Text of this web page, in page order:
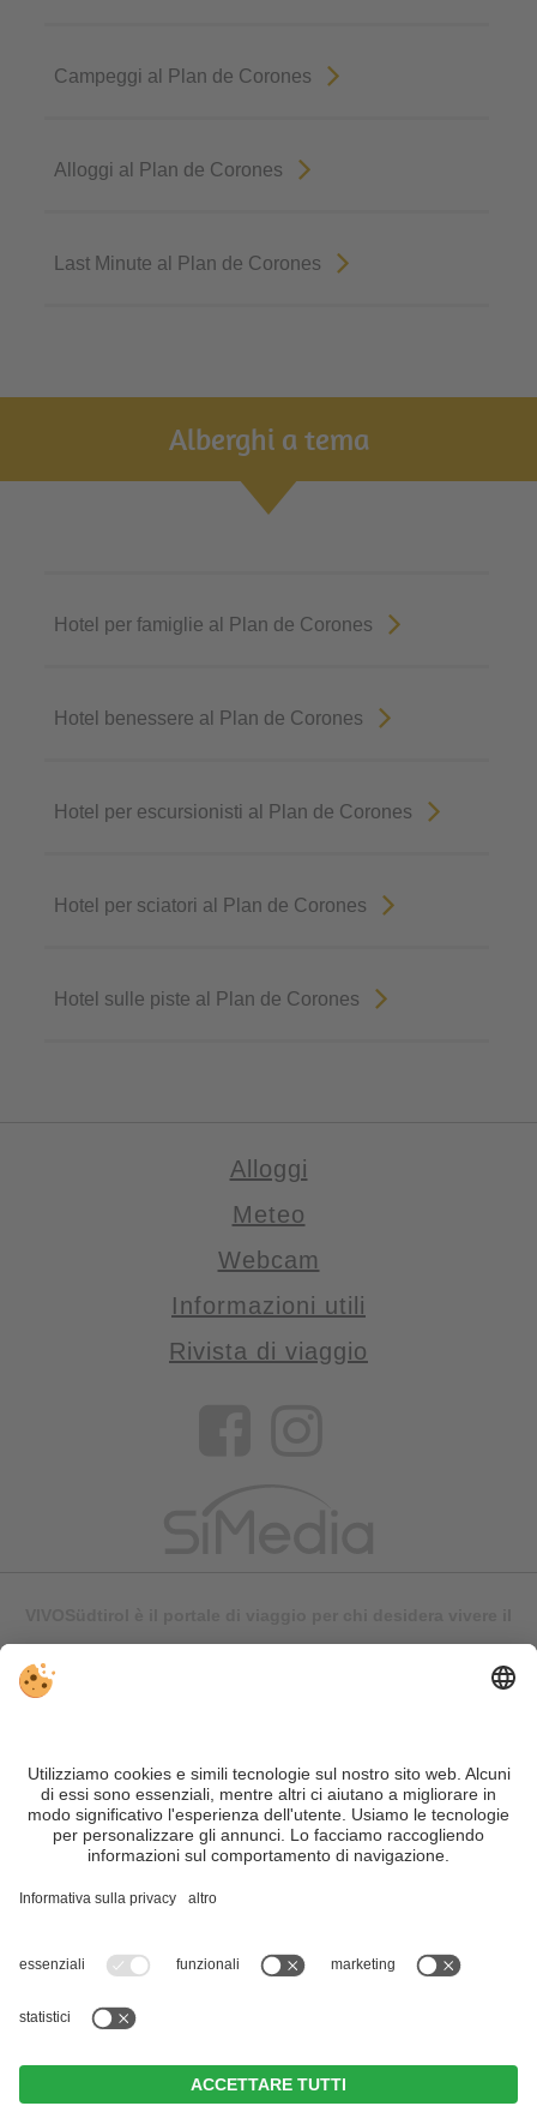
Campeggi al Plan de Corones
Alloggi al Plan de Corones
Last Minute al Plan de Corones
Alberghi a tema
Hotel per famiglie al Plan de Corones
Hotel benessere al Plan de Corones
Hotel per escursionisti al Plan de Corones
Hotel per sciatori al Plan de Corones
Hotel sulle piste al Plan de Corones
Alloggi
Meteo
Webcam
Informazioni utili
Rivista di viaggio
contenuti, si possono verificare errori. Non garantiamo la
correttezza e la completezza di tutte le informazioni. Per
motivi di sicurezza, si prega di verificare chiedendo
direttamente sul posto all'organizzatore.
Sitemap| Editoria& Direttiva privacy |Impostazioni cookie individuali